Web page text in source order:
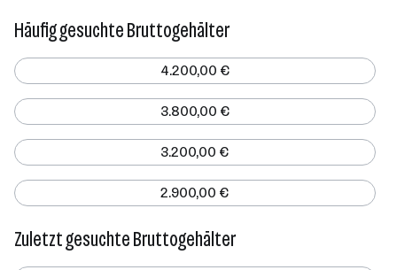
Häufig gesuchte Bruttogehälter
4.200,00 €
3.800,00 €
3.200,00 €
2.900,00 €
Zuletzt gesuchte Bruttogehälter